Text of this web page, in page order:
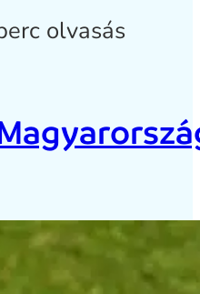
olvasás